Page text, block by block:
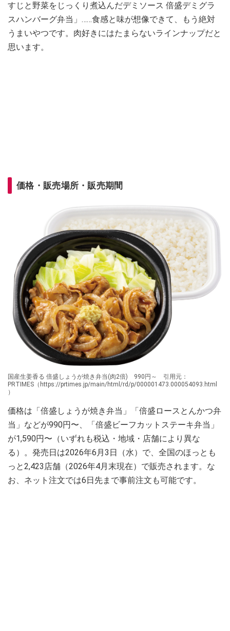
すじと野菜をじっくり煮込んだデミソース 倍盛デミグラ
スハンバーグ弁当」……食感と味が想像できて、もう絶対
うまいやつです。肉好きにはたまらないラインナップだと
思います。
価格・販売場所・販売期間
国産生姜香る 倍盛しょうが焼き弁当(肉2倍) 990円～ 引用元：
PRTIMES（https://prtimes.jp/main/html/rd/p/000001473.000054093.html
）
価格は「倍盛しょうが焼き弁当」「倍盛ロースとんかつ弁
当」などが990円〜、「倍盛ビーフカットステーキ弁当」
が1,590円〜（いずれも税込・地域・店舗により異な
る）。発売日は2026年6月3日（水）で、全国のほっとも
っと2,423店舗（2026年4月末現在）で販売されます。な
お、ネット注文では6日先まで事前注文も可能です。